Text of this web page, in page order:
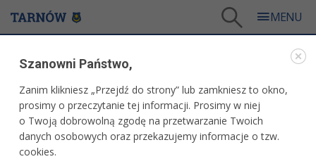
UWAGA, BURZE!
01.06.2026, 09:00
Szanowni Państwo,
Zanim klikniesz „Przejdź do strony” lub zamkniesz to okno,
prosimy o przeczytanie tej informacji. Prosimy w niej
o Twoją dobrowolną zgodę na przetwarzanie Twoich
danych osobowych oraz przekazujemy informacje o tzw.
cookies.